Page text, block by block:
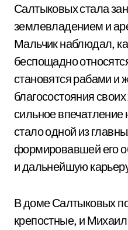
Салтыковых стала
землевладением и
Мальчик наблюдал,
беспощадно
становятся рабами и
благосостояния
сильное
стало одной из
формировавшей его
и дальнейшую
В доме Салтыковых
крепостные, и